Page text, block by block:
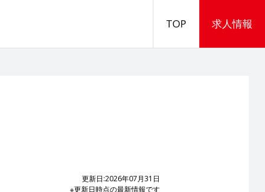
TOP 求人情報
更新日:2026年07月31日
※更新日時点の最新情報です